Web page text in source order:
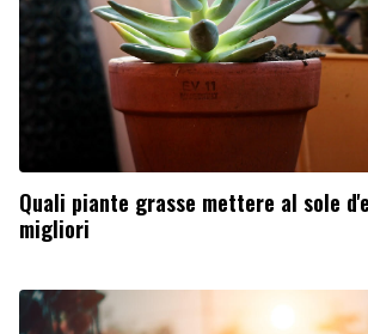
Quali piante grasse mettere al sole
migliori